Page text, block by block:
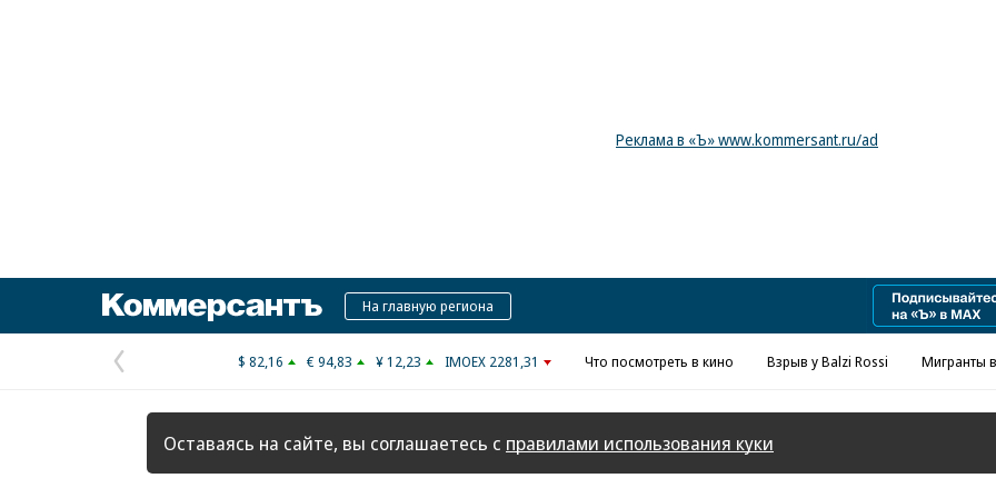
Реклама в «Ъ» www.kommersant.ru/ad
КоммерсантъНа главную региона
Предыдущая
страница
$ 82,16 € 94,83 ¥ 12,23 IMOEX 2281,31 Что посмотреть в кино Взрыв у Balzi Rossi Мигранты
Оставаясь на сайте, вы соглашаетесь с правилами использования куки